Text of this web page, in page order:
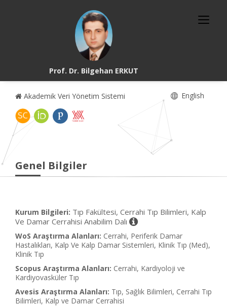
Prof. Dr. Bilgehan ERKUT
Akademik Veri Yönetim Sistemi English
Genel Bilgiler
Kurum Bilgileri: Tıp Fakültesi, Cerrahi Tıp Bilimleri, Kalp
Ve Damar Cerrahisi Anabilim Dalı
WoS Araştırma Alanları: Cerrahi, Periferik Damar
Hastalıkları, Kalp Ve Kalp Damar Sistemleri, Klinik Tıp (Med),
Klinik Tıp
Scopus Araştırma Alanları: Cerrahi, Kardiyoloji ve
Kardiyovasküler Tıp
Avesis Araştırma Alanları: Tıp, Sağlık Bilimleri, Cerrahi Tıp
Bilimleri, Kalp ve Damar Cerrahisi